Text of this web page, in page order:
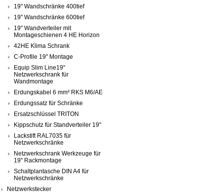
19" Wandschränke 400tief
19" Wandschränke 600tief
19" Wandverteiler mit
Montageschienen 4 HE Horizon
42HE Klima Schrank
C-Profile 19" Montage
Equip Slim Line19"
Netzwerkschrank für
Wandmontage
Erdungskabel 6 mm² RKS M6/AE
Erdungssatz für Schränke
Ersatzschlüssel TRITON
Kippschutz für Standverteiler 19"
Lackstift RAL7035 für
Netzwerkschränke
Netzwerkschrank Werkzeuge für
19" Rackmontage
Schaltplantasche DIN A4 für
Netzwerkschränke
Netzwerkstecker